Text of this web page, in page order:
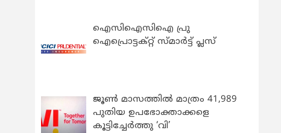
ഐസിഐസിഐ പ്രു
ഐപ്രൊട്ടക്റ്റ് സ്മാർട്ട് പ്ലസ്
ജൂൺ മാസത്തിൽ മാത്രം 41,989
പുതിയ ഉപഭോക്താക്കളെ
കൂട്ടിച്ചേർത്തു ‘വി’